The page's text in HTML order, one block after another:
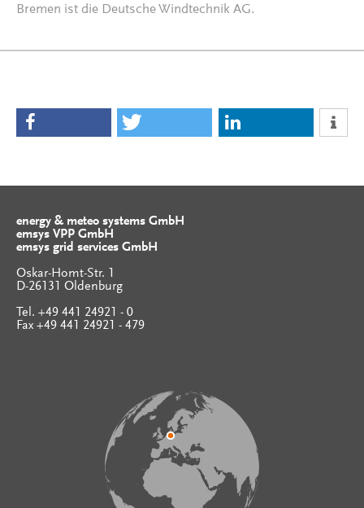
Bremen ist die Deutsche Windtechnik AG.
energy & meteo systems GmbH
emsys VPP GmbH
emsys grid services GmbH
Oskar-Homt-Str. 1
D-26131 Oldenburg
Tel. +49 441 24921 - 0
Fax +49 441 24921 - 479